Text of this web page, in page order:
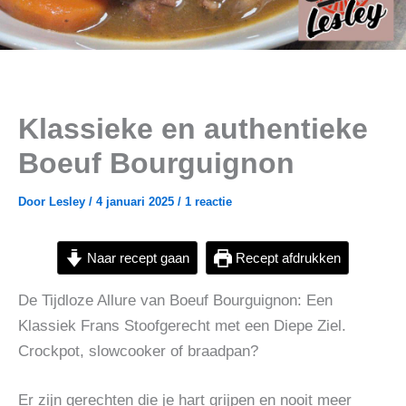
Klassieke en authentieke
Boeuf Bourguignon
Door Lesley / 4 januari 2025 / 1 reactie
Naar recept gaan Recept afdrukken
De Tijdloze Allure van Boeuf Bourguignon: Een
Klassiek Frans Stoofgerecht met een Diepe Ziel.
Crockpot, slowcooker of braadpan?
Er zijn gerechten die je hart grijpen en nooit meer